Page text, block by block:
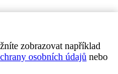
zobrazovat například
osobních údajů nebo